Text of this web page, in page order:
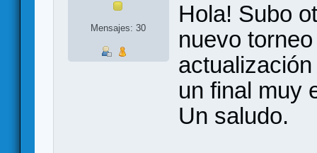
Mensajes: 30
Hola! Subo
nuevo
un final muy
Un saludo.